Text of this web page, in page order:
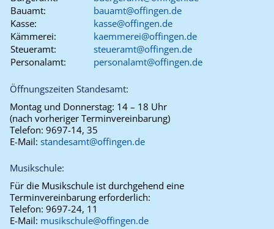
Bauamt:
bauamt@offingen.de
Kasse:
kasse@offingen.de
Kämmerei:
kaemmerei@offingen.de
Steueramt:
steueramt@offingen.de
Personalamt:
personalamt@offingen.de
Öffnungszeiten Standesamt:
Montag und Donnerstag: 14 – 18 Uhr
(nach vorheriger Terminvereinbarung)
Telefon: 9697-14, 35
E-Mail: standesamt@offingen.de
Musikschule:
Für die Musikschule ist durchgehend eine
Terminvereinbarung erforderlich:
Telefon: 9697-24, 11
E-Mail: musikschule@offingen.de